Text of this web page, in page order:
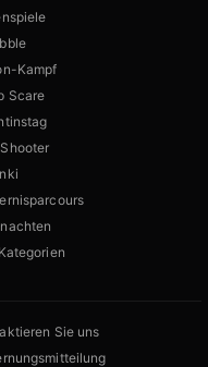
Kampf
Scare
Sie uns